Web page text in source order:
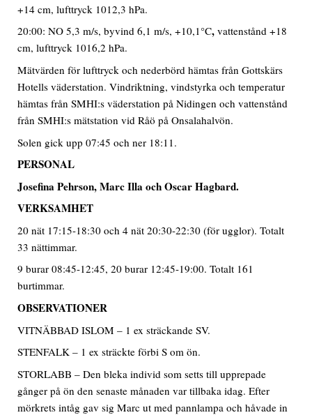
+14 cm, lufttryck 1012,3 hPa.
20:00: NO 5,3 m/s, byvind 6,1 m/s, +10,1°C,vattenstånd +18
cm, lufttryck 1016,2 hPa.
Mätvärden för lufttryck och nederbörd hämtas från Gottskärs
Hotells väderstation. Vindriktning, vindstyrka och temperatur
hämtas från SMHI:s väderstation på Nidingen och vattenstånd
från SMHI:s mätstation vid Råö på Onsalahalvön.
Solen gick upp 07:45 och ner 18:11.
PERSONAL
Josefina Pehrson, Marc Illa och Oscar Hagbard.
VERKSAMHET
20 nät 17:15-18:30 och 4 nät 20:30-22:30 (för ugglor). Totalt
33 nättimmar.
9 burar 08:45-12:45, 20 burar 12:45-19:00. Totalt 161
burtimmar.
OBSERVATIONER
VITNÄBBAD ISLOM – 1 ex sträckande SV.
STENFALK – 1 ex sträckte förbi S om ön.
STORLABB – Den bleka individ som setts till upprepade
gånger på ön den senaste månaden var tillbaka idag. Efter
mörkrets intåg gav sig Marc ut med pannlampa och håvade in